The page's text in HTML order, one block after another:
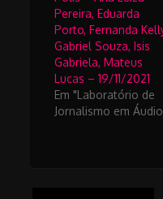
Pereira, Eduarda
Porto, Fernanda
Gabriel Souza, Isis
Gabriela, Mateus
Lucas – 19/11/2021
Em "Laboratório de
Jornalismo em